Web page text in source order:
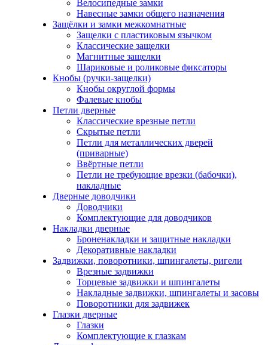
Велосипедные замки
Навесные замки общего назначения
Защёлки и замки межкомнатные
Защелки с пластиковым язычком
Классические защелки
Магнитные защелки
Шариковые и роликовые фиксаторы
Кнобы (ручки-защелки)
Кнобы округлой формы
Фалевые кнобы
Петли дверные
Классические врезные петли
Скрытые петли
Петли для металлических дверей
(приварные)
Ввёртные петли
Петли не требующие врезки (бабочки),
накладные
Дверные доводчики
Доводчики
Комплектующие для доводчиков
Накладки дверные
Броненакладки и защитные накладки
Декоративные накладки
Задвижки, поворотники, шпингалеты, ригели
Врезные задвижки
Торцевые задвижки и шпингалеты
Накладные задвижки, шпингалеты и засовы
Поворотники для задвижек
Глазки дверные
Глазки
Комплектующие к глазкам